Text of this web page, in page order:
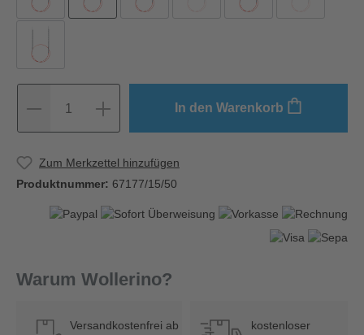
1 In den Warenkorb
Zum Merkzettel hinzufügen
Produktnummer: 67177/15/50
Warum Wollerino?
Versandkostenfrei ab
kostenloser